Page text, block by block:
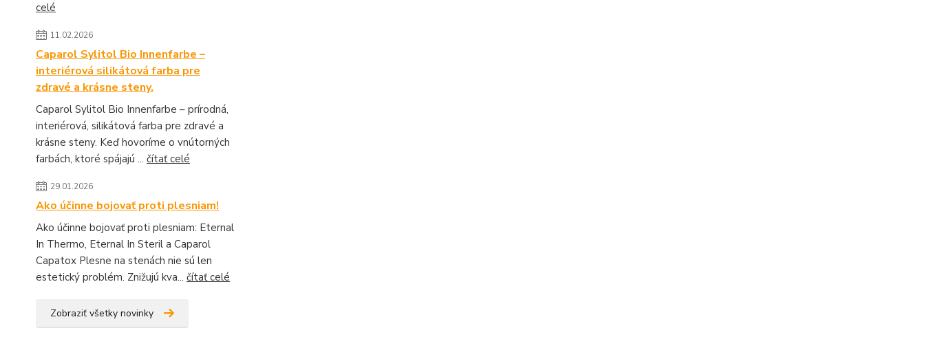
celé
11.02.2026
Caparol Sylitol Bio Innenfarbe –
interiérová silikátová farba pre
zdravé a krásne steny.
Caparol Sylitol Bio Innenfarbe – prírodná,
interiérová, silikátová farba pre zdravé a
krásne steny. Keď hovoríme o vnútorných
farbách, ktoré spájajú ... čítať celé
29.01.2026
Ako účinne bojovať proti plesniam!
Ako účinne bojovať proti plesniam: Eternal
In Thermo, Eternal In Steril a Caparol
Capatox Plesne na stenách nie sú len
estetický problém. Znižujú kva... čítať celé
Zobraziť všetky novinky